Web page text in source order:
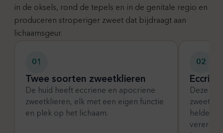
in de oksels, rond de tepels en in de genitale regio en
produceren stroperiger zweet dat bijdraagt aan
lichaamsgeur.
01
Twee soorten zweetklieren
De huid heeft eccriene en apocriene
zweetklieren, elk met een eigen functie
en plek op het lichaam.
02
Deze
helder